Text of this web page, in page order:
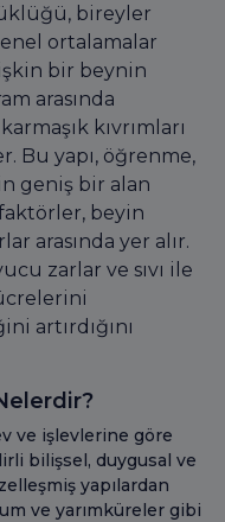
bireyler
ortalamalar
bir beynin
arasında
kıvrımları
Bu yapı, öğrenme,
geniş bir alan
beyin
arasında yer alır.
zarlar ve sıvı ile
artırdığını
ve işlevlerine göre
bilişsel, duygusal ve
yapılardan
ve yarımküreler gibi